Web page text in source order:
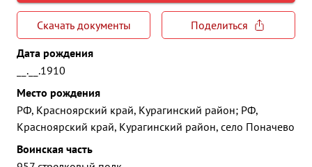
Скачать документы
Поделиться
Дата рождения
__.__.1910
Место рождения
РФ, Красноярский край, Курагинский район; РФ,
Красноярский край, Курагинский район, село Поначево
Воинская часть